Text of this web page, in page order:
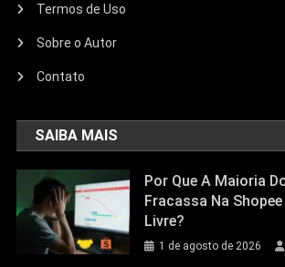
Termos de Uso
Sobre o Autor
Contato
SAIBA MAIS
Por Que A Maioria
Fracassa Na
Livre?
1 de agosto de 2026